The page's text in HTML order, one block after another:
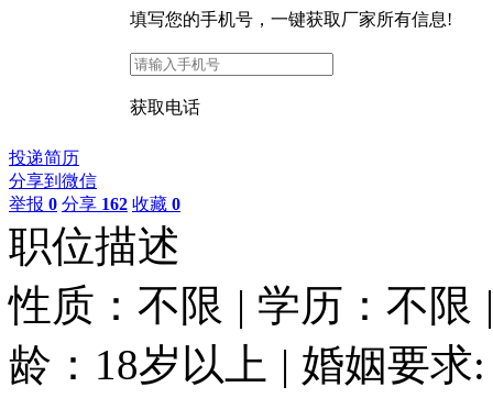
填写您的手机号 ，一键获取厂家所有信息!
获取电话
投递简历
分享到微信
举报 0 分享 162 收藏 0
职位描述
性质：不限 | 学历：不限
龄：18岁以上 | 婚姻要求